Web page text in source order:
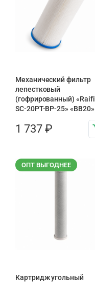
Механический фильтр
лепестковый
(гофрированный) «Raifil
SC-20PT-ВР-25» «BB20»
1 737 ₽
ОПТ ВЫГОДНЕЕ
Картридж угольный